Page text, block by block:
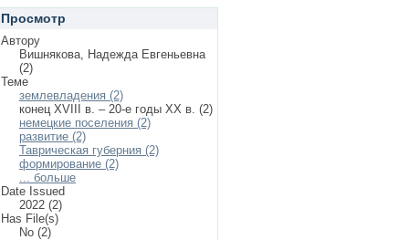
Просмотр
Автору
Вишнякова, Надежда Евгеньевна
(2)
Теме
землевладения (2)
конец XVIII в. – 20-е годы XX в. (2)
немецкие поселения (2)
развитие (2)
Таврическая губерния (2)
формирование (2)
... больше
Date Issued
2022 (2)
Has File(s)
No (2)